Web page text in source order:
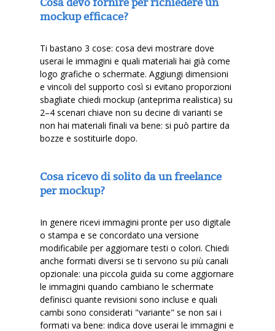
mockup efficace?
Ti bastano 3 cose: cosa devi mostrare dove
userai le immagini e quali materiali hai già come
logo grafiche o schermate. Aggiungi dimensioni
e vincoli del supporto così si evitano proporzioni
sbagliate chiedi mockup (anteprima realistica) su
2–4 scenari chiave non su decine di varianti se
non hai materiali finali va bene: si può partire da
bozze e sostituirle dopo.
Cosa ricevo di solito da un freelance
per mockup?
In genere ricevi immagini pronte per uso digitale
o stampa e se concordato una versione
modificabile per aggiornare testi o colori. Chiedi
anche formati diversi se ti servono su più canali
opzionale: una piccola guida su come aggiornare
le immagini quando cambiano le schermate
definisci quante revisioni sono incluse e quali
cambi sono considerati "variante" se non sai i
formati va bene: indica dove userai le immagini e